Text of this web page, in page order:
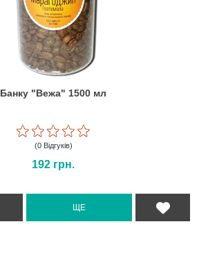
Банку "Вежа" 1500 мл
(0 Відгуків)
192 грн.